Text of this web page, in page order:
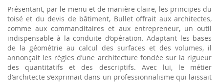
Présentant, par le menu et de manière claire, les principes du
toisé et du devis de bâtiment, Bullet offrait aux architectes,
comme aux commanditaires et aux entrepreneur, un outil
indispensable à la conduite d’opération. Adaptant les bases
de la géométrie au calcul des surfaces et des volumes, il
annonçait les règles d’une architecture fondée sur la rigueur
des quantitatifs et des descriptifs. Avec lui, le métier
d’architecte s’exprimait dans un professionnalisme qui laissait